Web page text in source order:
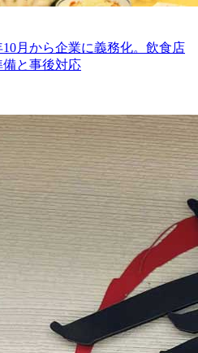
10月から企業に義務化。飲食店
と事後対応